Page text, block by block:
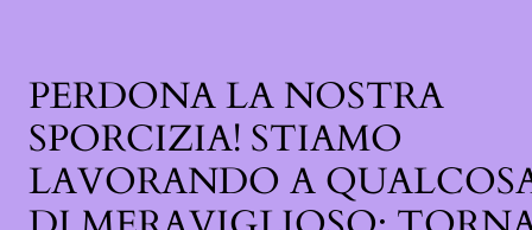
PERDONA LA NOSTRA
SPORCIZIA! STIAMO
LAVORANDO A